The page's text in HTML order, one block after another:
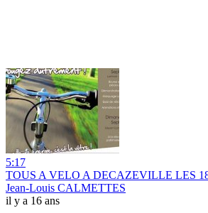
5:17
TOUS A VELO A DECAZEVILLE LES
Jean-Louis CALMETTES
il y a 16 ans